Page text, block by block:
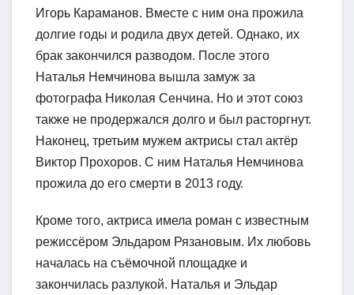
Игорь Караманов. Вместе с ним она прожила
долгие годы и родила двух детей. Однако, их
брак закончился разводом. После этого
Наталья Немчинова вышла замуж за
фотографа Николая Сенчина. Но и этот союз
также не продержался долго и был расторгнут.
Наконец, третьим мужем актрисы стал актёр
Виктор Прохоров. С ним Наталья Немчинова
прожила до его смерти в 2013 году.
Кроме того, актриса имела роман с известным
режиссёром Эльдаром Рязановым. Их любовь
началась на съёмочной площадке и
закончилась разлукой. Наталья и Эльдар